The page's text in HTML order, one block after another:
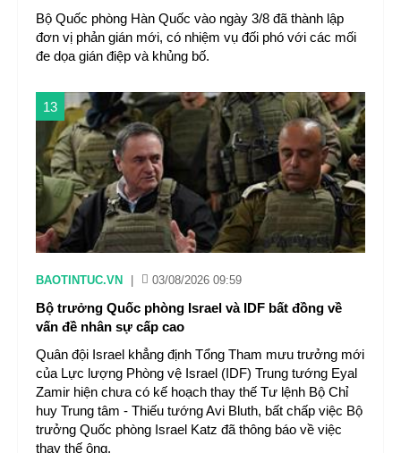
Bộ Quốc phòng Hàn Quốc vào ngày 3/8 đã thành lập
đơn vị phản gián mới, có nhiệm vụ đối phó với các mối
đe dọa gián điệp và khủng bố.
13
BAOTINTUC.VN 03/08/2026 09:59
Bộ trưởng Quốc phòng Israel và IDF bất đồng về
vấn đề nhân sự cấp cao
Quân đội Israel khẳng định Tổng Tham mưu trưởng mới
của Lực lượng Phòng vệ Israel (IDF) Trung tướng Eyal
Zamir hiện chưa có kế hoạch thay thế Tư lệnh Bộ Chỉ
huy Trung tâm - Thiếu tướng Avi Bluth, bất chấp việc Bộ
trưởng Quốc phòng Israel Katz đã thông báo về việc
thay thế ông.